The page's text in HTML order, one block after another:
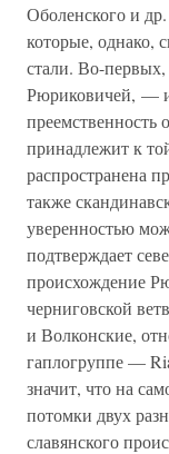
Оболенского и
которые, однако,
стали. Во-
Рюриковичей, —
преемственность
принадлежит к
распространена
также
уверенностью
подтверждает
происхождение
черниговской
и Волконские,
гаплогруппе —
значит, что на
потомки двух
славянского